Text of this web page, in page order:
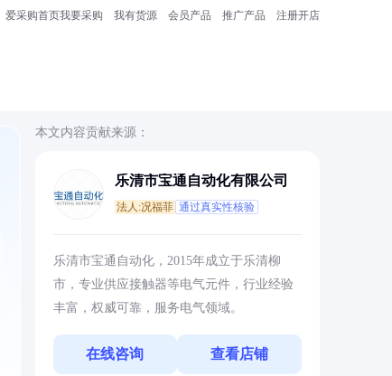
爱采购首页我要采购 我有货源 会员产品 推广产品 注册开店
本文内容贡献来源：
乐清市宝通自动化有限公司
法人:况福菲 通过真实性核验
乐清市宝通自动化，2015年成立于乐清柳
市，专业供应接触器等电气元件，行业经验
丰富，权威可靠，服务电气领域。
在线咨询 查看店铺